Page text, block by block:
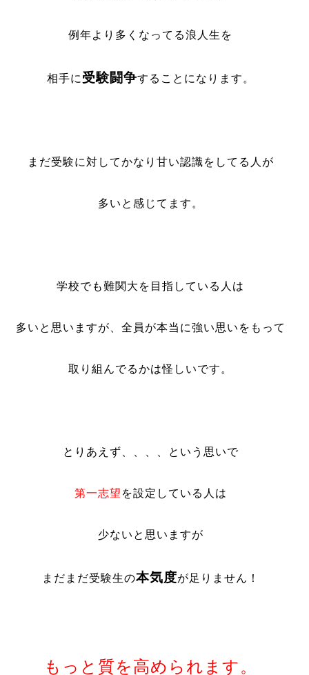
例年より多くなってる浪人生を
相手に 受験闘争することになります。
まだ受験に対してかなり甘い認識をしてる人が
多いと感じてます。
学校でも難関大を目指している人は
多いと思いますが、全員が本当に強い思いをもって
取り組んでるかは怪しいです。
とりあえず、、、、という思いで
第一志望 を設定している人は
少ないと思いますが
まだまだ受験生の本気度が足りません！
もっと質を高められます。